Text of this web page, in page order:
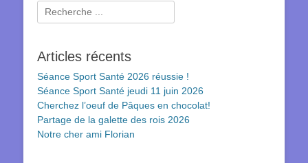
Rechercher :
Articles récents
Séance Sport Santé 2026 réussie !
Séance Sport Santé jeudi 11 juin 2026
Cherchez l’oeuf de Pâques en chocolat!
Partage de la galette des rois 2026
Notre cher ami Florian